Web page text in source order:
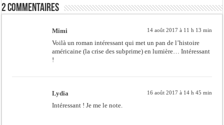
2 commentaires
Mimi 14 août 2017 à 11 h 13 min
Voilà un roman intéressant qui met un pan de l’histoire
américaine (la crise des subprime) en lumière… Intéressant
!
Lydia 16 août 2017 à 14 h 45 min
Intéressant ! Je me le note.